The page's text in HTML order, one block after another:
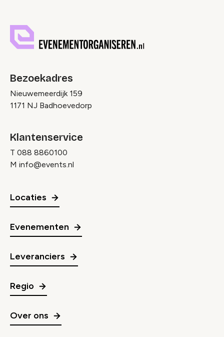
Bezoekadres
Nieuwemeerdijk 159
1171 NJ Badhoevedorp
Klantenservice
T 088 8860100
M info@events.nl
Locaties
Evenementen
Leveranciers
Regio
Over ons